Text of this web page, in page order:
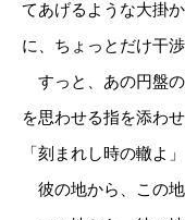
てあげるような大掛
に、ちょっとだけ干
すっと、あの円盤
を思わせる指を添わせ
「刻まれし時の轍よ」
彼の地から、この地